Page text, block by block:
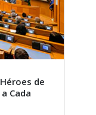
de
Cada